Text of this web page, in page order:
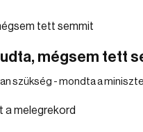
mégsem tett
szükség - mondta a